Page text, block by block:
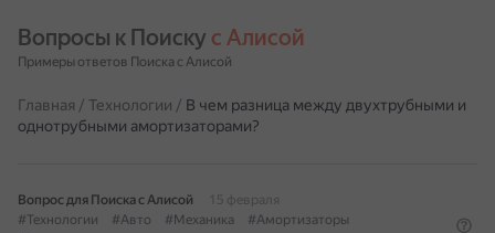
Вопросы к Поиску с Алисой
Примеры ответов Поиска с Алисой
Главная / Технологии / В чем разница между двухтрубными и
однотрубными амортизаторами?
Вопрос для Поиска с Алисой
15 февраля
#Технологии
#Авто #Механика
#Амортизаторы